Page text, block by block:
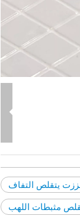
يتقلص التفاف
مثبطات اللهب